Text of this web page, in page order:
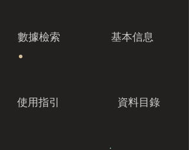
數據檢索 基本信息
使用指引 資料目錄